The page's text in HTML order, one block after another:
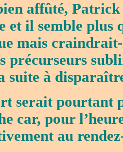
affûté,
et il semble plus
mais
précurseurs
suite à
serait pourtant
car, pour
au